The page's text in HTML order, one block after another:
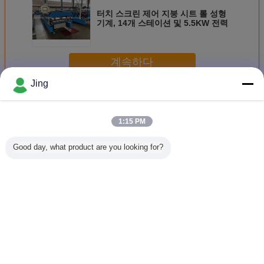
터치 스크린 제어 지붕 시트 롤 성형
기계, 14개 스테이션 및 5.5KW 전력
계속하다
더 많은 것
Jing
1:15 PM
Good day, what product are you looking for?